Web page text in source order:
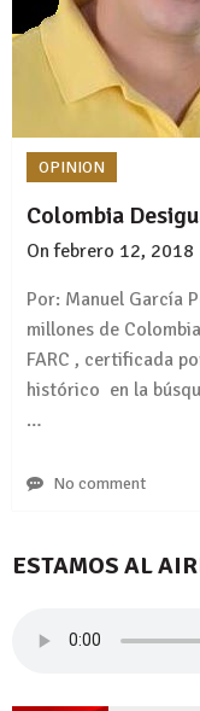
OPINION
Colombia
Onfebrero 12, 2018
Por: Manuel García
millones de
FARC , certificada
histórico en la
…
No comment
ESTAMOS AL